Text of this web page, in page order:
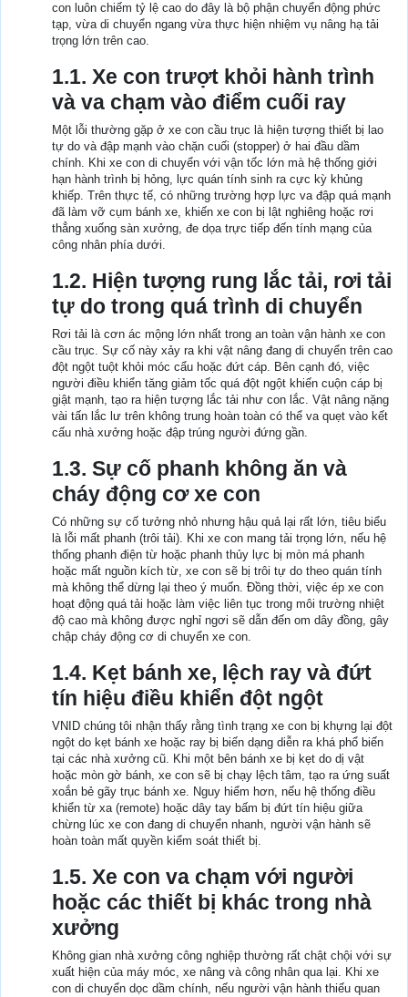
con luôn chiếm tỷ lệ cao do đây là bộ phận chuyển động phức
tạp, vừa di chuyển ngang vừa thực hiện nhiệm vụ nâng hạ tải
trọng lớn trên cao.
1.1. Xe con trượt khỏi hành trình
và va chạm vào điểm cuối ray
Một lỗi thường gặp ở xe con cầu trục là hiện tượng thiết bị lao
tự do và đập mạnh vào chặn cuối (stopper) ở hai đầu dầm
chính. Khi xe con di chuyển với vận tốc lớn mà hệ thống giới
hạn hành trình bị hỏng, lực quán tính sinh ra cực kỳ khủng
khiếp. Trên thực tế, có những trường hợp lực va đập quá mạnh
đã làm vỡ cụm bánh xe, khiến xe con bị lật nghiêng hoặc rơi
thẳng xuống sàn xưởng, đe dọa trực tiếp đến tính mạng của
công nhân phía dưới.
1.2. Hiện tượng rung lắc tải, rơi tải
tự do trong quá trình di chuyển
Rơi tải là cơn ác mộng lớn nhất trong an toàn vận hành xe con
cầu trục. Sự cố này xảy ra khi vật nâng đang di chuyển trên cao
đột ngột tuột khỏi móc cẩu hoặc đứt cáp. Bên cạnh đó, việc
người điều khiển tăng giảm tốc quá đột ngột khiến cuộn cáp bị
giật mạnh, tạo ra hiện tượng lắc tải như con lắc. Vật nâng nặng
vài tấn lắc lư trên không trung hoàn toàn có thể va quẹt vào kết
cấu nhà xưởng hoặc đập trúng người đứng gần.
1.3. Sự cố phanh không ăn và
cháy động cơ xe con
Có những sự cố tưởng nhỏ nhưng hậu quả lại rất lớn, tiêu biểu
là lỗi mất phanh (trôi tải). Khi xe con mang tải trọng lớn, nếu hệ
thống phanh điện từ hoặc phanh thủy lực bị mòn má phanh
hoặc mất nguồn kích từ, xe con sẽ bị trôi tự do theo quán tính
mà không thể dừng lại theo ý muốn. Đồng thời, việc ép xe con
hoạt động quá tải hoặc làm việc liên tục trong môi trường nhiệt
độ cao mà không được nghỉ ngơi sẽ dẫn đến om dây đồng, gây
chập cháy động cơ di chuyển xe con.
1.4. Kẹt bánh xe, lệch ray và đứt
tín hiệu điều khiển đột ngột
VNID chúng tôi nhận thấy rằng tình trạng xe con bị khựng lại đột
ngột do kẹt bánh xe hoặc ray bị biến dạng diễn ra khá phổ biến
tại các nhà xưởng cũ. Khi một bên bánh xe bị kẹt do dị vật
hoặc mòn gờ bánh, xe con sẽ bị chạy lệch tâm, tạo ra ứng suất
xoắn bẻ gãy trục bánh xe. Nguy hiểm hơn, nếu hệ thống điều
khiển từ xa (remote) hoặc dây tay bấm bị đứt tín hiệu giữa
chừng lúc xe con đang di chuyển nhanh, người vận hành sẽ
hoàn toàn mất quyền kiểm soát thiết bị.
1.5. Xe con va chạm với người
hoặc các thiết bị khác trong nhà
xưởng
Không gian nhà xưởng công nghiệp thường rất chật chội với sự
xuất hiện của máy móc, xe nâng và công nhân qua lại. Khi xe
con di chuyển dọc dầm chính, nếu người vận hành thiếu quan